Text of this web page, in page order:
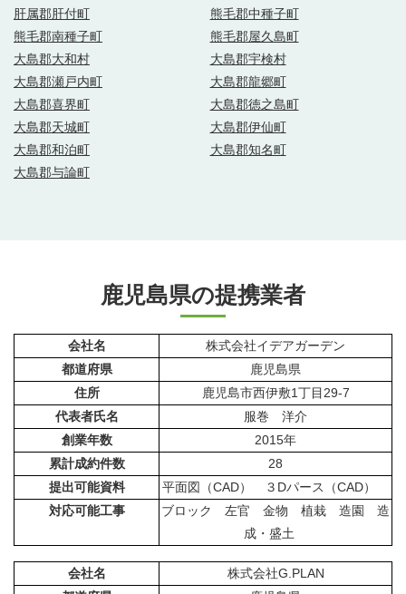
肝属郡肝付町
熊毛郡中種子町
熊毛郡南種子町
熊毛郡屋久島町
大島郡大和村
大島郡宇検村
大島郡瀬戸内町
大島郡龍郷町
大島郡喜界町
大島郡徳之島町
大島郡天城町
大島郡伊仙町
大島郡和泊町
大島郡知名町
大島郡与論町
鹿児島県の提携業者
会社名
株式会社イデアガーデン
都道府県
鹿児島県
住所
鹿児島市西伊敷1丁目29-7
代表者氏名
服巻 洋介
創業年数
2015年
累計成約件数
28
提出可能資料
平面図（CAD） ３Dパース（CAD）
対応可能工事
ブロック 左官 金物 植栽 造園 造
成・盛土
会社名
株式会社G.PLAN